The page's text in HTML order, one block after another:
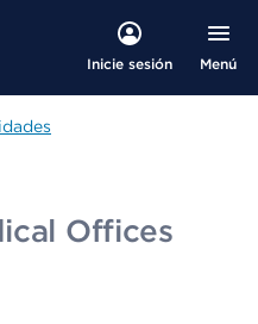
Inicie sesión Menú
Offices